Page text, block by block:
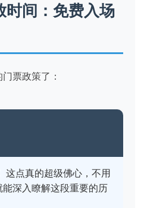
时间：免费入场
票政策了：
这点真的超级佛心，不用
能深入瞭解这段重要的历